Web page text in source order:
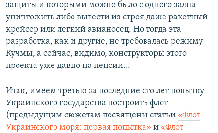
защиты и которыми можно было с одного залпа
уничтожить либо вывести из строя даже ракетный
крейсер или легкий авианосец. Но тогда эта
разработка, как и другие, не требовалась режиму
Кучмы, а сейчас, видимо, конструкторы этого
проекта уже давно на пенсии...
Итак, имеем третью за последние сто лет попытку
Украинского государства построить флот
(предыдущим сюжетам посвящены статьи «Флот
Украинского моря: первая попытка» и «Флот